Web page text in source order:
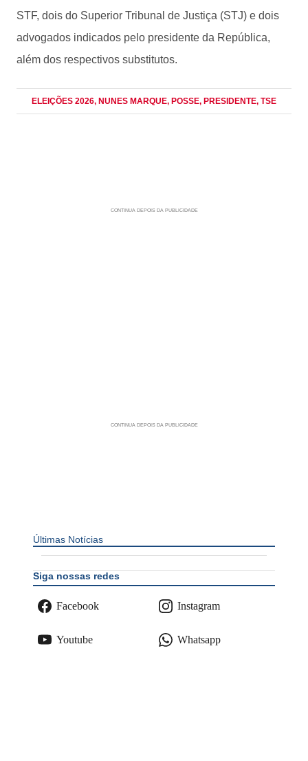
STF, dois do Superior Tribunal de Justiça (STJ) e dois
advogados indicados pelo presidente da República,
além dos respectivos substitutos.
ELEIÇÕES 2026, NUNES MARQUE, POSSE, PRESIDENTE, TSE
Últimas Notícias
Siga nossas redes
Facebook Instagram
Youtube Whatsapp